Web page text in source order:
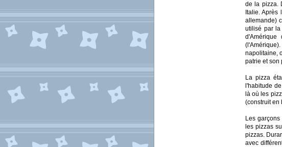
de la pizza.
Italie.
allemande)
utilisé par la
napolitaine,
patrie et son
La pizza
l'habitude
là où les
(construit en
Les
les pizzas
pizzas.
avec